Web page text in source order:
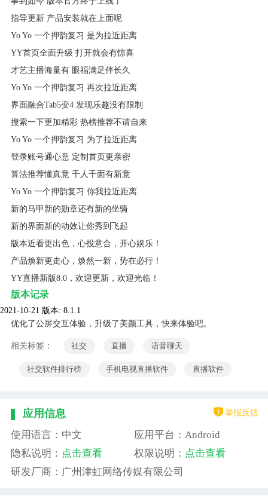
指导更新 产品安装就在上面呢
Yo Yo 一个押韵复习 是为拉近距离
YY首页全面升级 打开就会有惊喜
才艺主播海量有 眼福满足伴长久
Yo Yo 一个押韵复习 再次拉近距离
界面融合Tab5变4 发现乐趣没有限制
搜索一下更加精彩 热榜推荐不请自来
Yo Yo 一个押韵复习 为了拉近距离
登录账号通心意 定制首页更亲密
算法推荐懂真意 千人千面有新意
Yo Yo 一个押韵复习 你我拉近距离
新的马甲新的勋章还有新的坐骑
新的界面新的动效让你秀到飞起
版本近看更出色，心投意合，开心娱乐！
产品焕新更走心，焕然一新，势在必行！
YY直播新版8.0，欢迎更新，欢迎光临！
版本记录
2021-10-21 版本: 8.1.1
优化了公屏交互体验，升级了美颜工具，快来体验吧。
相关标签： 社交 直播 语音聊天
社交软件排行榜 手机电视直播软件 直播软件
应用信息 举报反馈
使用语言：中文
应用平台：Android
隐私说明： 点击查看 权限说明： 点击查看
研发厂商：广州津虹网络传媒有限公司